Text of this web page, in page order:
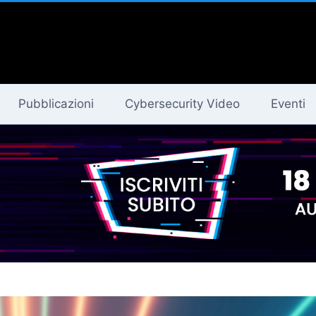
Pubblicazioni Cybersecurity Video Eventi